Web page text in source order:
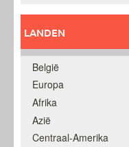
LANDEN
België
Europa
Afrika
Azië
Centraal-Amerika